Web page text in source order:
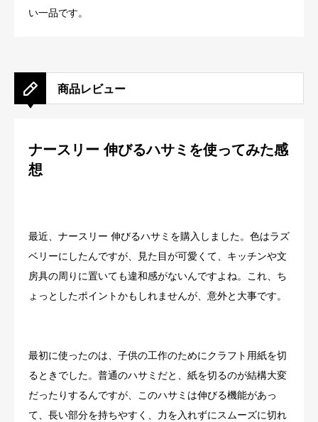
い一品です。
商品レビュー
ナースリー 伸びるハサミを使ってみた感
想
最近、ナースリー 伸びるハサミを購入しました。色はラズ
ベリーにしたんですが、見た目が可愛くて、キッチンや文
房具の周りに置いても違和感がないんですよね。これ、ち
ょっとしたポイントかもしれませんが、意外と大事です。
最初に使ったのは、子供の工作のためにクラフト用紙を切
るときでした。普通のハサミだと、紙を切るのが結構大変
だったりするんですが、このハサミは伸びる機能があっ
て、長い部分を持ちやすく、力を入れずにスムーズに切れ